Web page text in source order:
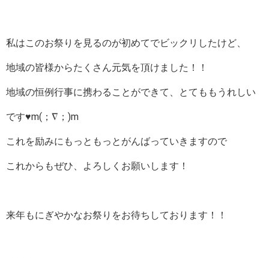
私はこのお祭りを見るのが初めてでビックリしたけど、
地域の皆様からたくさん元気を頂けました！！
地域の恒例行事に携わることができて、とてももうれしい
です♥m(；∇；)m
これを励みにもっともっとがんばっていきますので
これからもぜひ、よろしくお願いします！
来年もにぎやかなお祭りをお待ちしております！！